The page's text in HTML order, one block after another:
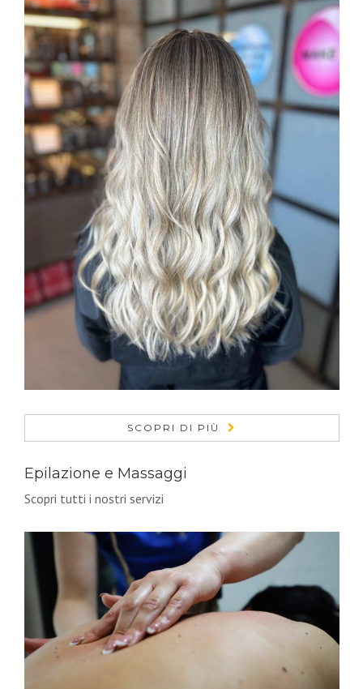
SCOPRI DI PIÙ
Epilazione e Massaggi
Scopri tutti i nostri servizi